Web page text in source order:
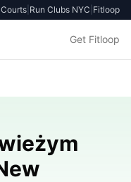
Run Clubs NYC Fitloop
Get Fitloop